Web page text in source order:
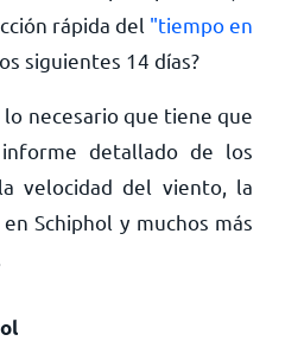
rápida del "tiempo en
siguientes 14 días?
necesario que tiene que
detallado de los
velocidad del viento, la
Schiphol y muchos más